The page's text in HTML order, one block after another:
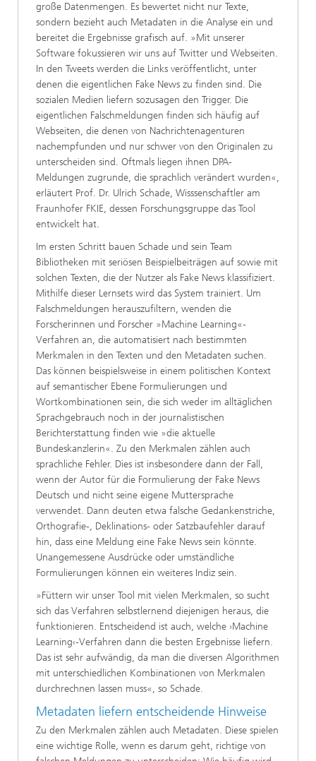
große Datenmengen. Es bewertet nicht nur Texte,
sondern bezieht auch Metadaten in die Analyse ein und
bereitet die Ergebnisse grafisch auf. »Mit unserer
Software fokussieren wir uns auf Twitter und Webseiten.
In den Tweets werden die Links veröffentlicht, unter
denen die eigentlichen Fake News zu finden sind. Die
sozialen Medien liefern sozusagen den Trigger. Die
eigentlichen Falschmeldungen finden sich häufig auf
Webseiten, die denen von Nachrichtenagenturen
nachempfunden und nur schwer von den Originalen zu
unterscheiden sind. Oftmals liegen ihnen DPA-
Meldungen zugrunde, die sprachlich verändert wurden«,
erläutert Prof. Dr. Ulrich Schade, Wisssenschaftler am
Fraunhofer FKIE, dessen Forschungsgruppe das Tool
entwickelt hat.
Im ersten Schritt bauen Schade und sein Team
Bibliotheken mit seriösen Beispielbeiträgen auf sowie mit
solchen Texten, die der Nutzer als Fake News klassifiziert.
Mithilfe dieser Lernsets wird das System trainiert. Um
Falschmeldungen herauszufiltern, wenden die
Forscherinnen und Forscher »Machine Learning«-
Verfahren an, die automatisiert nach bestimmten
Merkmalen in den Texten und den Metadaten suchen.
Das können beispielsweise in einem politischen Kontext
auf semantischer Ebene Formulierungen und
Wortkombinationen sein, die sich weder im alltäglichen
Sprachgebrauch noch in der journalistischen
Berichterstattung finden wie »die aktuelle
Bundeskanzlerin«. Zu den Merkmalen zählen auch
sprachliche Fehler. Dies ist insbesondere dann der Fall,
wenn der Autor für die Formulierung der Fake News
Deutsch und nicht seine eigene Muttersprache
verwendet. Dann deuten etwa falsche Gedankenstriche,
Orthografie-, Deklinations- oder Satzbaufehler darauf
hin, dass eine Meldung eine Fake News sein könnte.
Unangemessene Ausdrücke oder umständliche
Formulierungen können ein weiteres Indiz sein.
»Füttern wir unser Tool mit vielen Merkmalen, so sucht
sich das Verfahren selbstlernend diejenigen heraus, die
funktionieren. Entscheidend ist auch, welche ›Machine
Learning‹-Verfahren dann die besten Ergebnisse liefern.
Das ist sehr aufwändig, da man die diversen Algorithmen
mit unterschiedlichen Kombinationen von Merkmalen
durchrechnen lassen muss«, so Schade.
Metadaten liefern entscheidende Hinweise
Zu den Merkmalen zählen auch Metadaten. Diese spielen
eine wichtige Rolle, wenn es darum geht, richtige von